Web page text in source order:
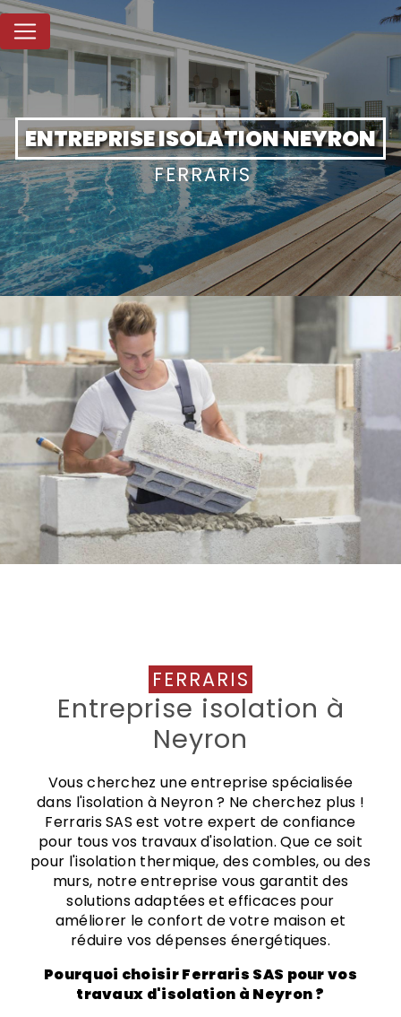
ENTREPRISE ISOLATION NEYRON
FERRARIS
FERRARIS
Entreprise isolation à
Neyron
Vous cherchez une entreprise spécialisée
dans l'isolation à Neyron ? Ne cherchez plus !
Ferraris SAS est votre expert de confiance
pour tous vos travaux d'isolation. Que ce soit
pour l'isolation thermique, des combles, ou des
murs, notre entreprise vous garantit des
solutions adaptées et efficaces pour
améliorer le confort de votre maison et
réduire vos dépenses énergétiques.
Pourquoi choisir Ferraris SAS pour vos
travaux d'isolation à Neyron ?
Panneau de gestion des cookies